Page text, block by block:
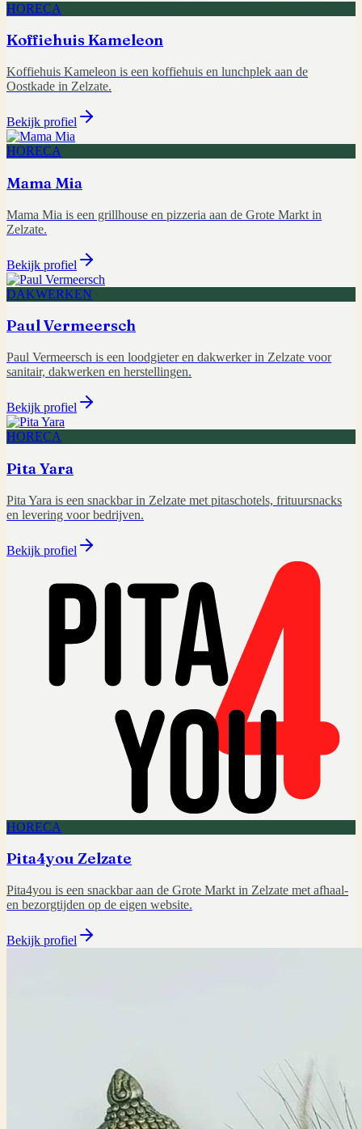
HORECA
Koffiehuis Kameleon
Koffiehuis Kameleon is een koffiehuis en lunchplek aan de
Oostkade in Zelzate.
Bekijk profiel
HORECA
Mama Mia
Mama Mia is een grillhouse en pizzeria aan de Grote Markt in
Zelzate.
Bekijk profiel
DAKWERKEN
Paul Vermeersch
Paul Vermeersch is een loodgieter en dakwerker in Zelzate voor
sanitair, dakwerken en herstellingen.
Bekijk profiel
HORECA
Pita Yara
Pita Yara is een snackbar in Zelzate met pitaschotels, frituursnacks
en levering voor bedrijven.
Bekijk profiel
HORECA
Pita4you Zelzate
Pita4you is een snackbar aan de Grote Markt in Zelzate met afhaal-
en bezorgtijden op de eigen website.
Bekijk profiel